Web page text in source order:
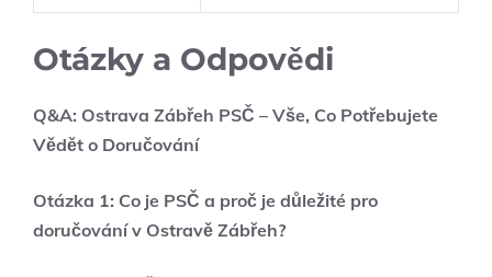
Otázky a Odpovědi
Q&A: Ostrava Zábřeh PSČ – Vše, Co Potřebujete
Vědět o Doručování
Otázka 1: Co je PSČ a proč je důležité pro
doručování v Ostravě Zábřeh?